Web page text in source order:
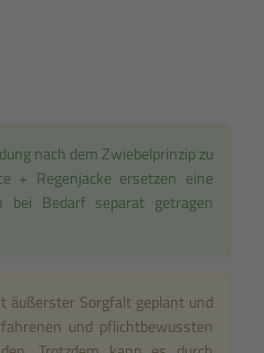
nach dem Zwiebelprinzip zu
+ Regenjacke ersetzen eine
bei Bedarf separat getragen
äußerster Sorgfalt geplant und
und pflichtbewussten